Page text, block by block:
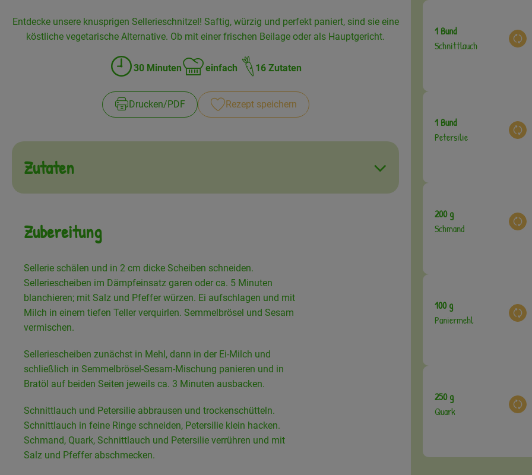
Entdecke unsere knusprigen Sellerieschnitzel! Saftig, würzig und perfekt paniert, sind sie eine
köstliche vegetarische Alternative. Ob mit einer frischen Beilage oder als Hauptgericht.
Zubreitungszeit:
30 Minuten
Schwierigkeit:
einfach 16 Zutaten
Drucken​/​PDF Rezept speichern
Zutaten
Zubereitung
Sellerie schälen und in 2 cm dicke Scheiben schneiden.
Selleriescheiben im Dämpfeinsatz garen oder ca. 5 Minuten
blanchieren; mit Salz und Pfeffer würzen. Ei aufschlagen und mit
Milch in einem tiefen Teller verquirlen. Semmelbrösel und Sesam
vermischen.
Selleriescheiben zunächst in Mehl, dann in der Ei-Milch und
schließlich in Semmelbrösel-Sesam-Mischung panieren und in
Bratöl auf beiden Seiten jeweils ca. 3 Minuten ausbacken.
Schnittlauch und Petersilie abbrausen und trockenschütteln.
Schnittlauch in feine Ringe schneiden, Petersilie klein hacken.
Schmand, Quark, Schnittlauch und Petersilie verrühren und mit
Salz und Pfeffer abschmecken.
1 Bund
Schnittlauch
1 Bund
Petersilie
200 g
Schmand
100 g
Paniermehl
250 g
Quark